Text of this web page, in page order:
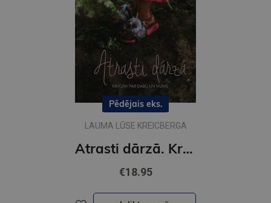
Pēdējais eks.
LAUMA LŪSE KREICBERGA
Atrasti dārzā. Krikumi par dabu un mums
€18.95